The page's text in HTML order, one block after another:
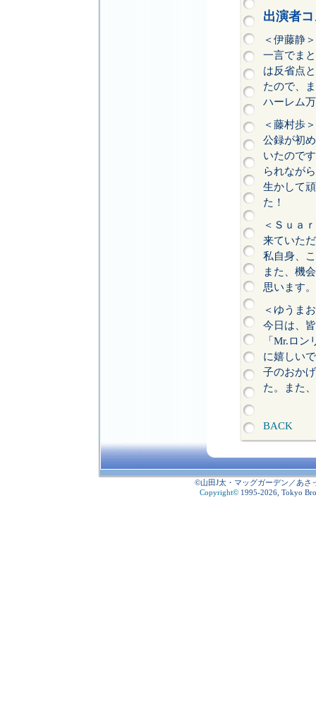
出演者
＜伊藤静＞
一言でま
は反省点
たので、
ハーレム
＜藤村歩＞
公録が初
いたので
られなが
生かして
た！
＜Ｓｕａ
来ていた
私自身、
また、機
思います
＜ゆうま
今日は、
「Mr.ロ
に嬉しい
子のおか
た。また
BACK
©山田J太・マッグガーデン／あさ
Copyright© 1995-2026, Tokyo